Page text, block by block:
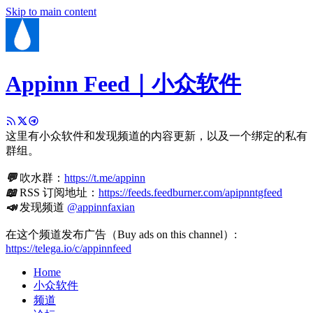
Skip to main content
Appinn Feed｜小众软件
这里有小众软件和发现频道的内容更新，以及一个绑定的私有
群组。
💬吹水群： https://t.me/appinn
📖RSS 订阅地址： https://feeds.feedburner.com/apipnntgfeed
📣发现频道 @appinnfaxian
在这个频道发布广告（Buy ads on this channel）:
https://telega.io/c/appinnfeed
Home
小众软件
频道